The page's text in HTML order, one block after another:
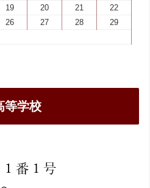
19 20 21
22
26 27 28
29
等学校